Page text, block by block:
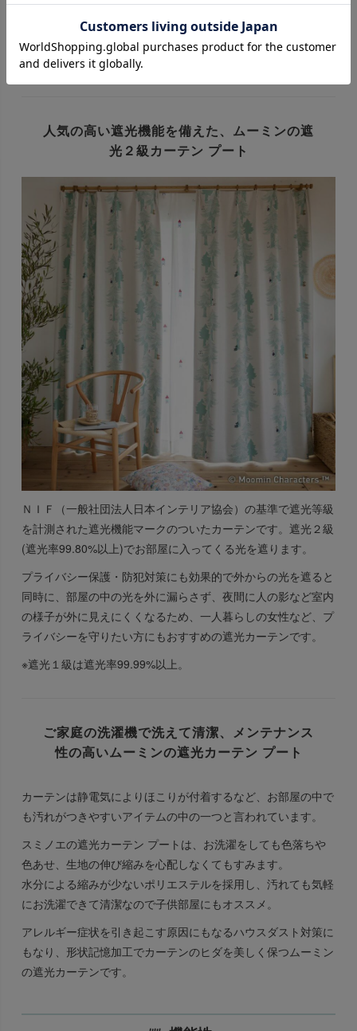
る北欧インテリアにマッチします。
ムーミンの世界観を大切にしながらも、大人でも使えるよう
な、インテリアに馴染むデザインに仕上げています。
人気の高い遮光機能を備えた、 ムーミンの遮
光２級カーテン プート
ＮＩＦ（一般社団法人日本インテリア協会）の基準で遮光等級
を計測された遮光機能マークのついたカーテンです。遮光２級
(遮光率99.80%以上)でお部屋に入ってくる光を遮ります。
プライバシー保護・防犯対策にも効果的で外からの光を遮ると
同時に、部屋の中の光を外に漏らさず、夜間に人の影など室内
の様子が外に見えにくくなるため、一人暮らしの女性など、プ
ライバシーを守りたい方にもおすすめの遮光カーテンです。
※遮光１級は遮光率99.99%以上。
ご家庭の洗濯機で洗えて清潔、
メンテナンス
性の高いムーミンの遮光カーテン プート
カーテンは静電気によりほこりが付着するなど、お部屋の中で
も汚れがつきやすいアイテムの中の一つと言われています。
スミノエの遮光カーテン プートは、お洗濯をしても色落ちや
色あせ、生地の伸び縮みを心配しなくてもすみます。
水分による縮みが少ないポリエステルを採用し、汚れても気軽
にお洗濯できて清潔なので子供部屋にもオススメ。
アレルギー症状を引き起こす原因にもなるハウスダスト対策に
もなり、形状記憶加工でカーテンのヒダを美しく保つムーミン
の遮光カーテンです。